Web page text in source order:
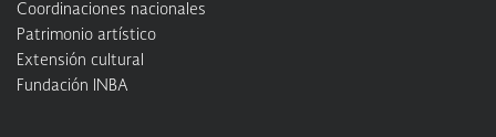
Coordinaciones nacionales
Patrimonio artístico
Extensión cultural
Fundación INBA